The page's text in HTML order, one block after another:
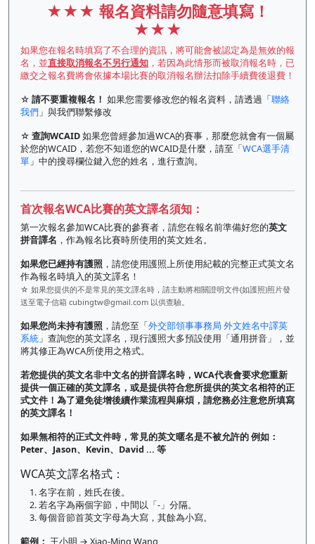
★★★ 報名資料請勿隨意填寫！
★★★
如果您在報名時填寫了不合理的資訊，將可能會被認定為是無效的報
名，並直接取消報名不另行通知 ，若因為此情形而被取消報名時，已
繳交之報名費將會依據本場比賽的取消報名辦法扣除手續費後退費！
☆ 請不要重複報名！ 如果您需要修改您的報名資料，請透過「聯絡
我們 」與我們聯繫修改
☆ 查詢WCAID如果您曾經參加過WCA的賽事，那麼您就會有一個屬
於您的WCAID，若您不知道您的WCAID是什麼，請至「WCA選手清
單 」中的搜尋欄位鍵入您的姓名，進行查詢。
首次報名WCA比賽的英文譯名須知：
第一次報名參加WCA比賽的參賽者，請您在報名前準備好您的英文
拼音譯名 ，作為報名比賽時所使用的英文姓名。
如果您已經持有護照 ，請您使用護照上所使用紀載的完整正式英文名
作為報名時填入的英文譯名！
☆ 如果您提供的不是常見的英文譯名時，請主動將相關證明文件(如護照)照片發
送至電子信箱 cubingtw@gmail.com 以供查驗。
如果您尚未持有護照 ，請您至「外交部領事事務局 外文姓名中譯英
系統 」查詢您的英文譯名，現行護照大多預設使用「通用拼音」，並
將其修正為WCA所使用之格式。
若您提供的英文名非中文名的拼音譯名時，WCA代表會要求您重新
提供一個正確的英文譯名，或是提供符合您所提供的英文名相符的正
式文件！為了避免徒增後續作業流程與麻煩，請您務必注意您所填寫
的英文譯名！
如果無相符的正式文件時，常見的英文暱名是不被允許的 例如：
Peter、Jason、Kevin、David ... 等
WCA英文譯名格式：
1. 名字在前，姓氏在後。
2. 若名字為兩個字節，中間以「-」分隔。
3. 每個音節首英文字母為大寫，其餘為小寫。
範例： 王小明 → Xiao-Ming Wang